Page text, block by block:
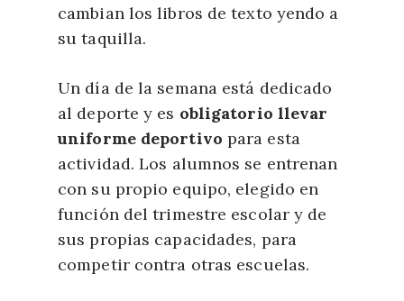
cambian los libros de texto yendo a
su taquilla.
Un día de la semana está dedicado
al deporte y es obligatorio llevar
uniforme deportivo para esta
actividad. Los alumnos se entrenan
con su propio equipo, elegido en
función del trimestre escolar y de
sus propias capacidades, para
competir contra otras escuelas.